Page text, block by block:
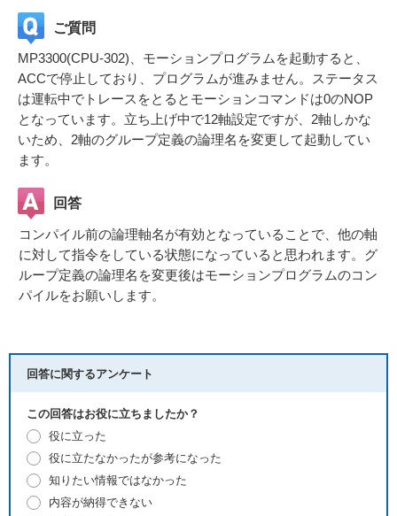
ご質問
MP3300(CPU-302)、モーションプログラムを起動すると、
ACCで停止しており、プログラムが進みません。ステータス
は運転中でトレースをとるとモーションコマンドは0のNOP
となっています。立ち上げ中で12軸設定ですが、2軸しかな
いため、2軸のグループ定義の論理名を変更して起動してい
ます。
回答
コンパイル前の論理軸名が有効となっていることで、他の軸
に対して指令をしている状態になっていると思われます。グ
ループ定義の論理名を変更後はモーションプログラムのコン
パイルをお願いします。
回答に関するアンケート
この回答はお役に立ちましたか？
役に立った
役に立たなかったが参考になった
知りたい情報ではなかった
内容が納得できない